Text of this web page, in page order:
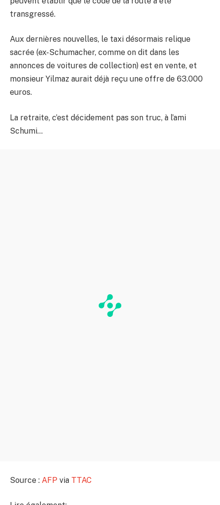
transgressé.
Aux dernières nouvelles, le taxi désormais relique
sacrée (ex-Schumacher, comme on dit dans les
annonces de voitures de collection) est en vente, et
monsieur Yilmaz aurait déjà reçu une offre de 63.000
euros.
La retraite, c’est décidement pas son truc, à l’ami
Schumi…
Source : AFP via TTAC